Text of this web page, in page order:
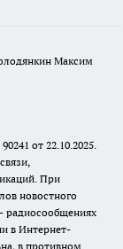
Максим
от 22.10.2025.
При
новостного
радиосообщениях
в Интернет-
в противном